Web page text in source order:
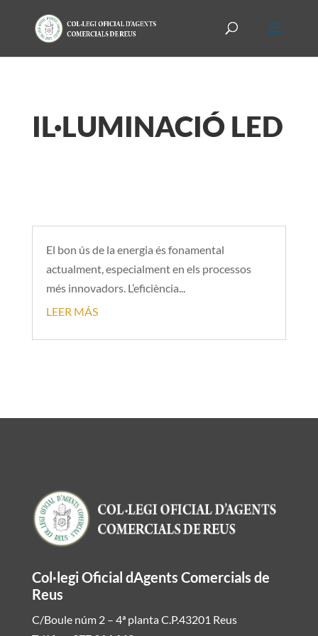
IL·LUMINACIÓ LED
El bon ús de la energia és fonamental
actualment, especialment en els processos
més innovadors. L’eficiència...
LEER MÁS
Col·legi Oficial dAgents Comercials de
Reus
C/Boule núm 2 – 4ª planta C.P.43201 Reus